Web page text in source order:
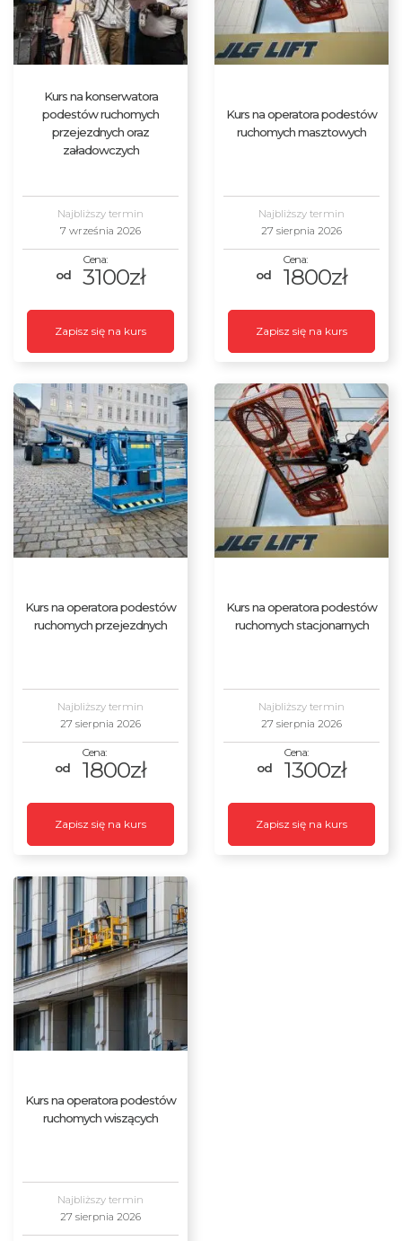
Kurs na konserwatora
podestów ruchomych
przejezdnych oraz
załadowczych
Najbliższy termin
7 września 2026
3100zł
Zapisz się na kurs
Kurs na operatora podestów
ruchomych masztowych
Najbliższy termin
27 sierpnia 2026
1800zł
Zapisz się na kurs
Kurs na operatora podestów
ruchomych przejezdnych
Najbliższy termin
27 sierpnia 2026
1800zł
Zapisz się na kurs
Kurs na operatora podestów
ruchomych stacjonarnych
Najbliższy termin
27 sierpnia 2026
1300zł
Zapisz się na kurs
Kurs na operatora podestów
ruchomych wiszących
Najbliższy termin
27 sierpnia 2026